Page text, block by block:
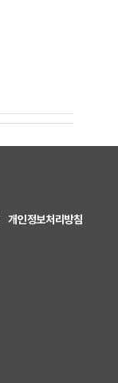
개인정보처리방침